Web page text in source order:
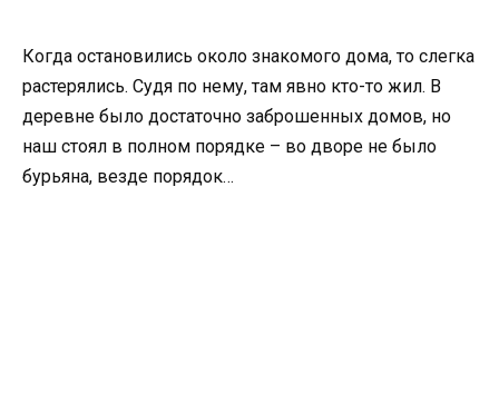
Когда остановились около знакомого дома, то слегка
растерялись. Судя по нему, там явно кто-то жил. В
деревне было достаточно заброшенных домов, но
наш стоял в полном порядке – во дворе не было
бурьяна, везде порядок…